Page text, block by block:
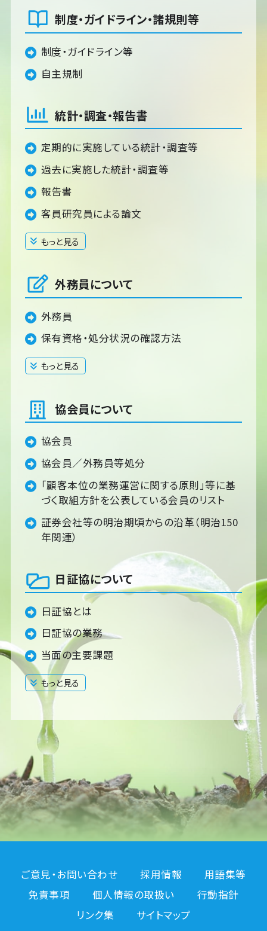
制度・ガイドライン・諸規則等
制度・ガイドライン等
自主規制
統計・調査・報告書
定期的に実施している統計・調査等
過去に実施した統計・調査等
報告書
客員研究員による論文
もっと見る
閉じる
外務員について
外務員
保有資格・処分状況の確認方法
もっと見る
閉じる
協会員について
協会員
協会員／外務員等処分
「顧客本位の業務運営に関する原則」等に基
づく取組方針を公表している会員のリスト
証券会社等の明治期頃からの沿革（明治150
年関連）
日証協について
日証協とは
日証協の業務
当面の主要課題
もっと見る
閉じる
ご意見・お問い合わせ 採用情報
用語集等
免責事項
個人情報の取扱い
行動指針
リンク集
サイトマップ